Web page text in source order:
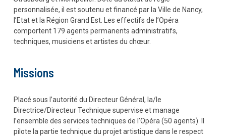
personnalisée, il est soutenu et financé par la Ville de Nancy,
l’Etat et la Région Grand Est. Les effectifs de l’Opéra
comportent 179 agents permanents administratifs,
techniques, musiciens et artistes du chœur.
Missions
Placé sous l’autorité du Directeur Général, la/le
Directrice/Directeur Technique supervise et manage
l’ensemble des services techniques de l’Opéra (50 agents). Il
pilote la partie technique du projet artistique dans le respect